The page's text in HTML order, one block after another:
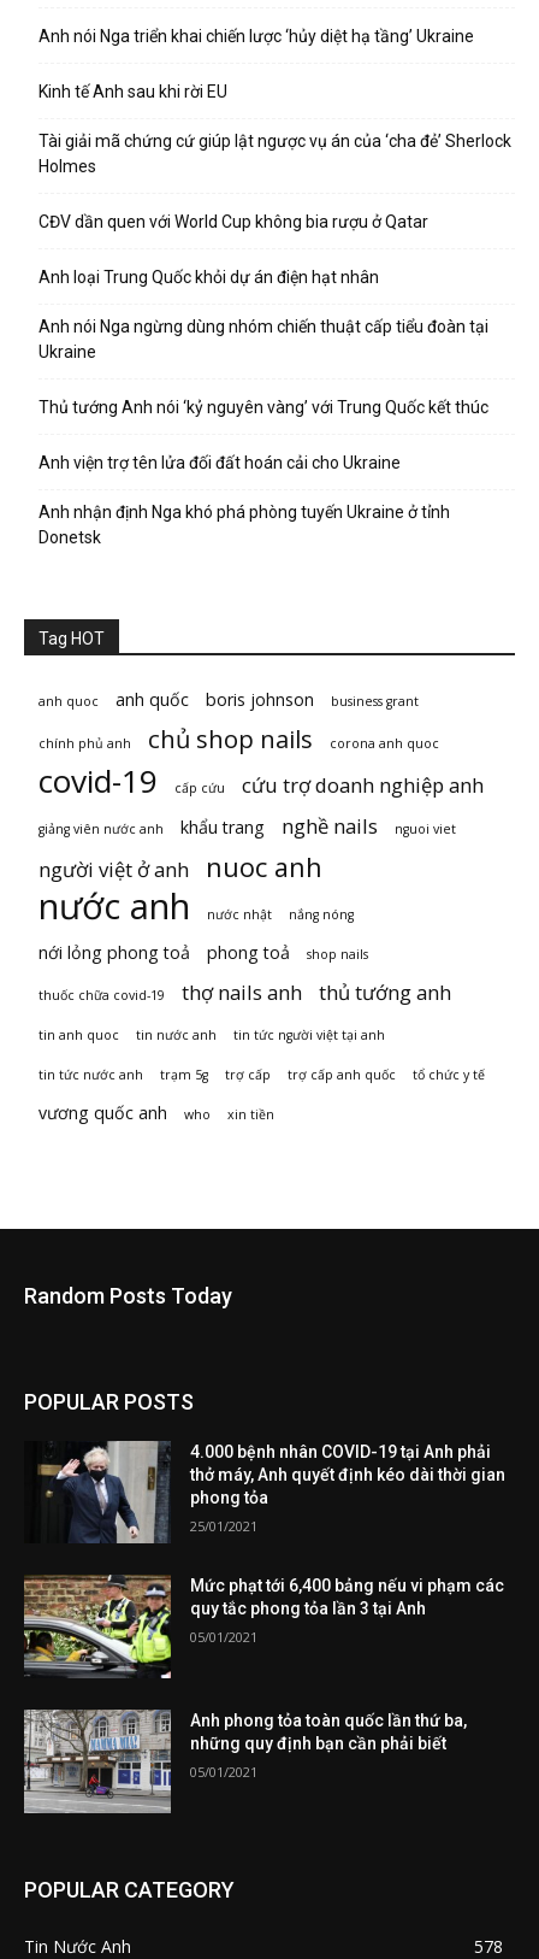
Anh nói Nga triển khai chiến lược ‘hủy diệt hạ tầng’ Ukraine
Kinh tế Anh sau khi rời EU
Tài giải mã chứng cứ giúp lật ngược vụ án của ‘cha đẻ’ Sherlock
Holmes
CĐV dần quen với World Cup không bia rượu ở Qatar
Anh loại Trung Quốc khỏi dự án điện hạt nhân
Anh nói Nga ngừng dùng nhóm chiến thuật cấp tiểu đoàn tại
Ukraine
Thủ tướng Anh nói ‘kỷ nguyên vàng’ với Trung Quốc kết thúc
Anh viện trợ tên lửa đối đất hoán cải cho Ukraine
Anh nhận định Nga khó phá phòng tuyến Ukraine ở tỉnh
Donetsk
Tag HOT
anh quoc anh quốc boris johnson business grant
chính phủ anh chủ shop nails corona anh quoc
covid-19 cấp cứu cứu trợ doanh nghiệp anh
giảng viên nước anh khẩu trang nghề nails nguoi viet
người việt ở anh nuoc anh
nước anh nước nhật nắng nóng
nới lỏng phong toả phong toả shop nails
thuốc chữa covid-19 thợ nails anh thủ tướng anh
tin anh quoc tin nước anh tin tức người việt tại anh
tin tức nước anh trạm 5g trợ cấp trợ cấp anh quốc tổ chức y tế
vương quốc anh who xin tiền
Random Posts Today
POPULAR POSTS
4.000 bệnh nhân COVID-19 tại Anh phải
thở máy, Anh quyết định kéo dài thời gian
phong tỏa
25/01/2021
Mức phạt tới 6,400 bảng nếu vi phạm các
quy tắc phong tỏa lần 3 tại Anh
05/01/2021
Anh phong tỏa toàn quốc lần thứ ba,
những quy định bạn cần phải biết
05/01/2021
POPULAR CATEGORY
Tin Nước Anh
578